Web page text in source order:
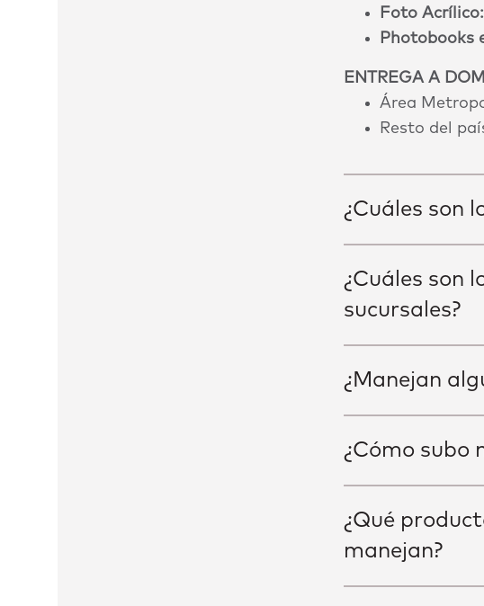
Foto Acrílico:
Photobooks
ENTREGA A
Área
Resto del
¿Cuáles son
¿Cuáles son
sucursales?
¿Manejan
¿Cómo subo
¿Qué
manejan?